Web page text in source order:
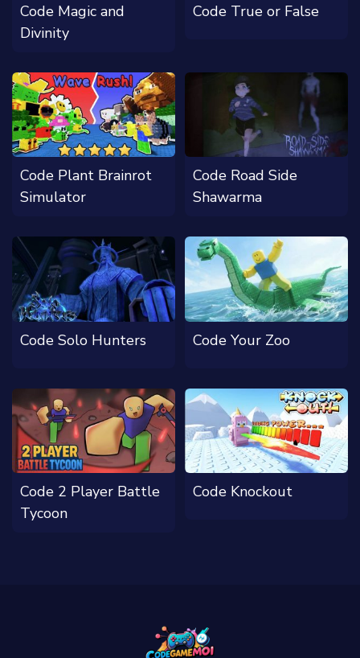
Code Magic and
Divinity
Code True or False
Code Plant Brainrot
Simulator
Code Road Side
Shawarma
Code Solo Hunters Code Your Zoo
Code 2 Player Battle
Tycoon
Code Knockout